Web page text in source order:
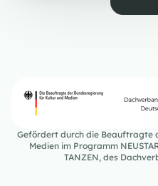
Gefördert durch die Beauftragte
Medien im Programm
TANZEN, des